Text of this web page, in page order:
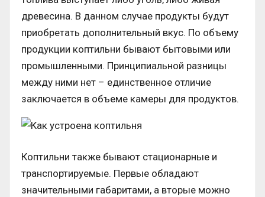
древесина. В данном случае продукты будут
приобретать дополнительный вкус. По объему
продукции коптильни бывают бытовыми или
промышленными. Принципиальной разницы
между ними нет – единственное отличие
заключается в объеме камеры для продуктов.
Коптильни также бывают стационарные и
транспортируемые. Первые обладают
значительными габаритами, а вторые можно